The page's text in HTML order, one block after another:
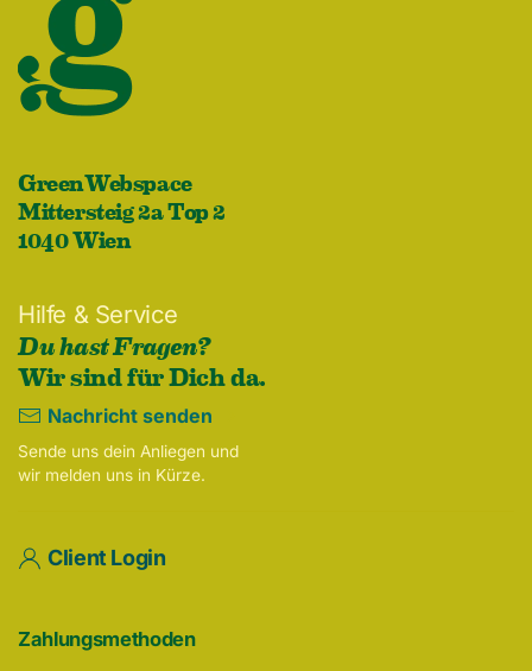
GreenWebspace
Mittersteig 2a Top 2
1040 Wien
Hilfe & Service
Du hast Fragen?
Wir sind für Dich da.
Nachricht senden
Sende uns dein Anliegen und
wir melden uns in Kürze.
Client Login
Zahlungsmethoden